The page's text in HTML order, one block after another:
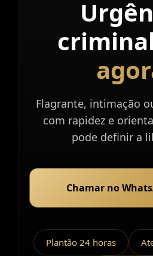
Flagrante, intimação
com rapidez e
pode definir a
Chamar no
Plantão 24 horas